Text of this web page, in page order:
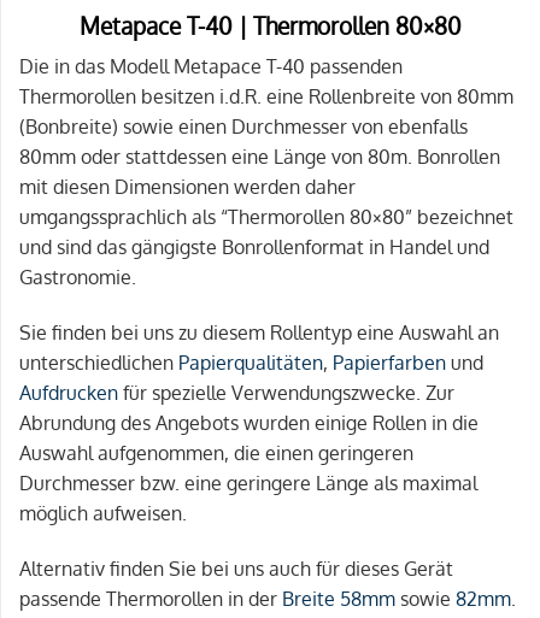
Metapace T-40 | Thermorollen 80×80
Die in das Modell Metapace T-40 passenden
Thermorollen besitzen i.d.R. eine Rollenbreite von 80mm
(Bonbreite) sowie einen Durchmesser von ebenfalls
80mm oder stattdessen eine Länge von 80m. Bonrollen
mit diesen Dimensionen werden daher
umgangssprachlich als “Thermorollen 80×80” bezeichnet
und sind das gängigste Bonrollenformat in Handel und
Gastronomie.
Sie finden bei uns zu diesem Rollentyp eine Auswahl an
unterschiedlichen Papierqualitäten, Papierfarben und
Aufdrucken für spezielle Verwendungszwecke. Zur
Abrundung des Angebots wurden einige Rollen in die
Auswahl aufgenommen, die einen geringeren
Durchmesser bzw. eine geringere Länge als maximal
möglich aufweisen.
Alternativ finden Sie bei uns auch für dieses Gerät
passende Thermorollen in der Breite 58mm sowie 82mm.